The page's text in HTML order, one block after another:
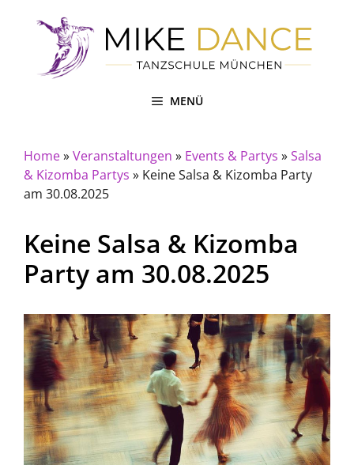
MENÜ
Home»Veranstaltungen » Events & Partys »Salsa
& Kizomba Partys » Keine Salsa & Kizomba Party
am 30.08.2025
Keine Salsa & Kizomba
Party am 30.08.2025